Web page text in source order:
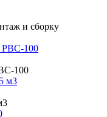
и сборку
100